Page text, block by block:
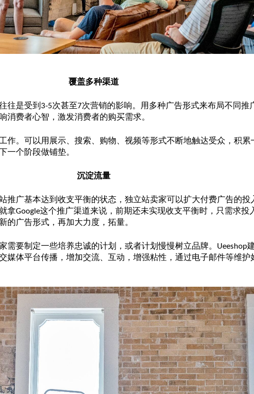
覆盖多种渠道
往是受到 3-5次甚至7次营销的影响。用多种广告形式来布局不同推
消费者心智，激发消费者的购买需求。
作。可以用展示、搜索、购物、视频等形式不断地触达受众，积累
一个阶段做铺垫。
沉淀流量
推广基本达到收支平衡的状态，独立站卖家可以扩大付费广告的投
拿Google这个推广渠道来说，前期还未实现收支平衡时，只需求投
的广告形式，再加大力度，拓量。
需要制定一些培养忠诚的计划，或者计划慢慢树立品牌。 Ueeshop
媒体平台传播，增加交流、互动，增强粘性，通过电子邮件等维护